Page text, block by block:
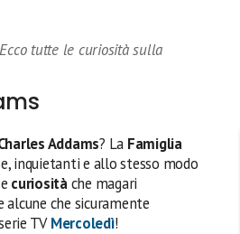
tutte le curiosità sulla
Addams? La Famiglia
inquietanti e allo stesso modo
curiositàche magari
che sicuramente
TVMercoledì!